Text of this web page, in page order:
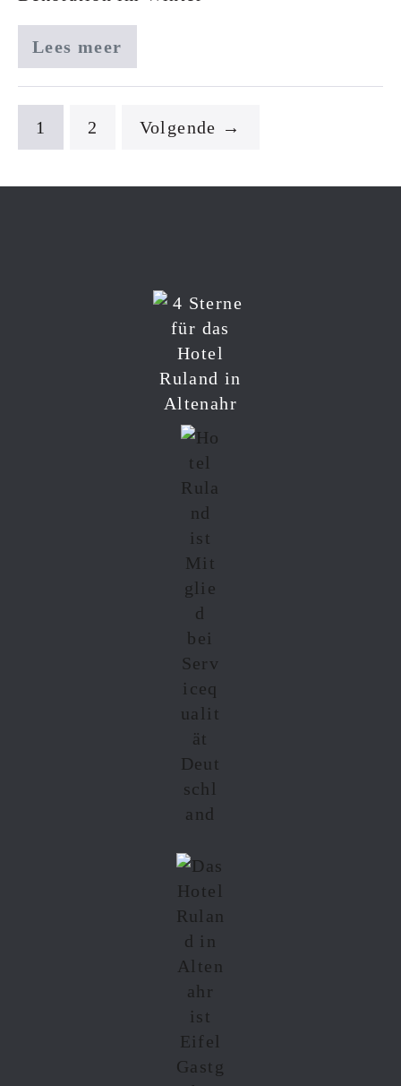
Lees meer
1 2 Volgende →